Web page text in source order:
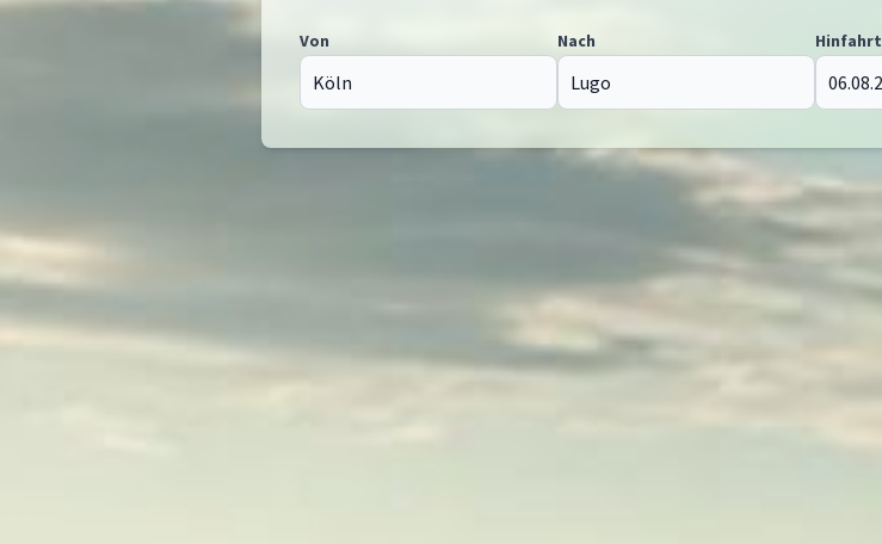
Von Nach Hinfahrt